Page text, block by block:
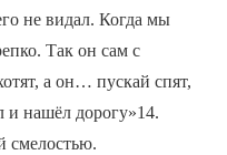
не видал. Когда мы
Так он сам с
а он… пускай спят,
и нашёл дорогу»14.
смелостью.